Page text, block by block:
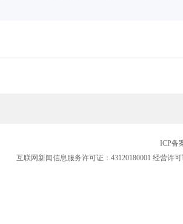
ICP备
互联网新闻信息服务许可证：43120180001 经营许可